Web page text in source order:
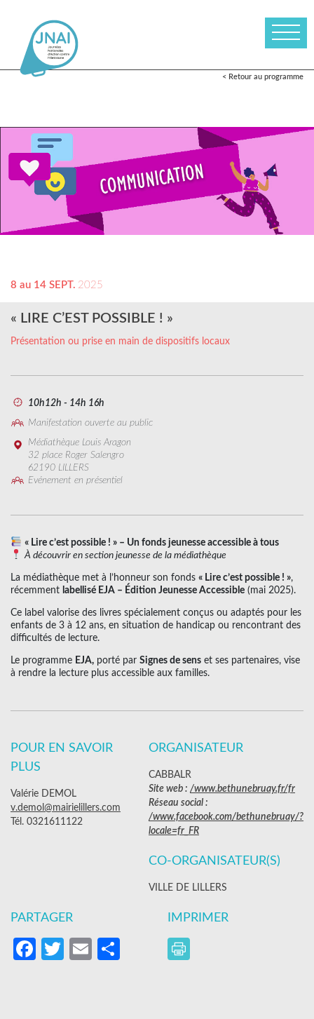
< Retour au programme
8 au 14 SEPT. 2025
« LIRE C’EST POSSIBLE ! »
Présentation ou prise en main de dispositifs locaux
10h12h - 14h 16h
Manifestation ouverte au public
Médiathèque Louis Aragon
32 place Roger Salengro
62190 LILLERS
Evénement en présentiel
« Lire c’est possible ! » – Un fonds jeunesse accessible à tous
À découvrir en section jeunesse de la médiathèque
La médiathèque met à l’honneur son fonds « Lire c’est possible ! »,
récemment labellisé EJA – Édition Jeunesse Accessible (mai 2025).
Ce label valorise des livres spécialement conçus ou adaptés pour les
enfants de 3 à 12 ans, en situation de handicap ou rencontrant des
difficultés de lecture.
Le programme EJA, porté par Signes de sens et ses partenaires, vise
à rendre la lecture plus accessible aux familles.
POUR EN SAVOIR
PLUS
Valérie DEMOL
v.demol@mairielillers.com
Tél. 0321611122
ORGANISATEUR
CABBALR
Site web : /www.bethunebruay.fr/fr
Réseau social :
/www.facebook.com/bethunebruay/?
locale=fr_FR
CO-ORGANISATEUR(S)
VILLE DE LILLERS
PARTAGER
Facebook
Twitter
EmailPartager
IMPRIMER